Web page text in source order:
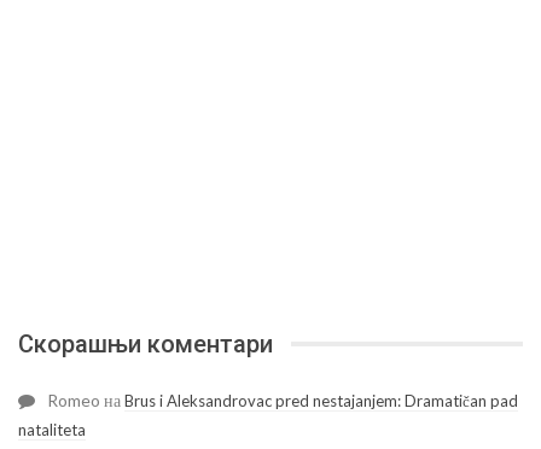
Скорашњи коментари
Romeo наBrus i Aleksandrovac pred nestajanjem: Dramatičan pad
nataliteta